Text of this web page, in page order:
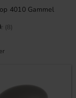
4010 Gammel
(8)